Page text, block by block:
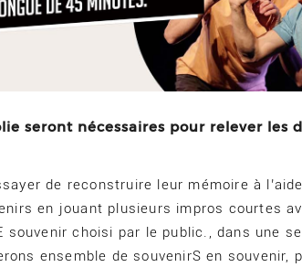
seront nécessaires pour relever les
de reconstruire leur mémoire à
en jouant plusieurs impros courtes
choisi par le public., dans une
ensemble de souvenirS en souvenir,